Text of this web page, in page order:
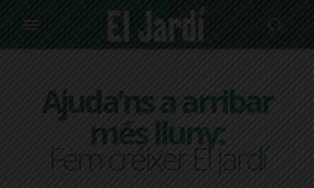
Ajuda’ns a arribar
més lluny:
Fem créixer El Jardí